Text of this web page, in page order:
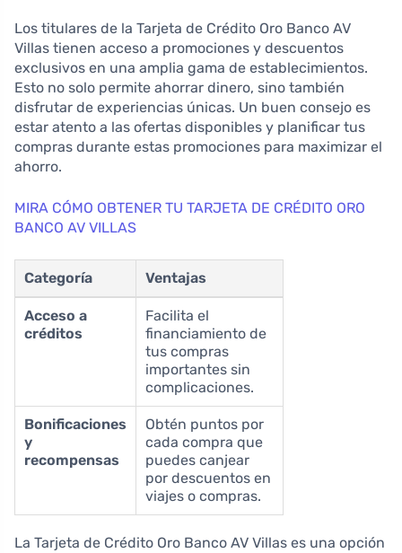
Los titulares de la Tarjeta de Crédito Oro Banco AV
Villas tienen acceso a promociones y descuentos
exclusivos en una amplia gama de establecimientos.
Esto no solo permite ahorrar dinero, sino también
disfrutar de experiencias únicas. Un buen consejo es
estar atento a las ofertas disponibles y planificar tus
compras durante estas promociones para maximizar el
ahorro.
MIRA CÓMO OBTENER TU TARJETA DE CRÉDITO ORO
BANCO AV VILLAS
Categoría Ventajas
Acceso a
créditos
Facilita el
financiamiento de
tus compras
importantes sin
complicaciones.
Bonificaciones
y
recompensas
Obtén puntos por
cada compra que
puedes canjear
por descuentos en
viajes o compras.
La Tarjeta de Crédito Oro Banco AV Villas es una opción